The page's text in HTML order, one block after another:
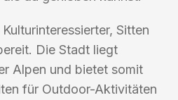
Sitten
Die Stadt liegt
Alpen und bietet somit
für Outdoor-Aktivitäten